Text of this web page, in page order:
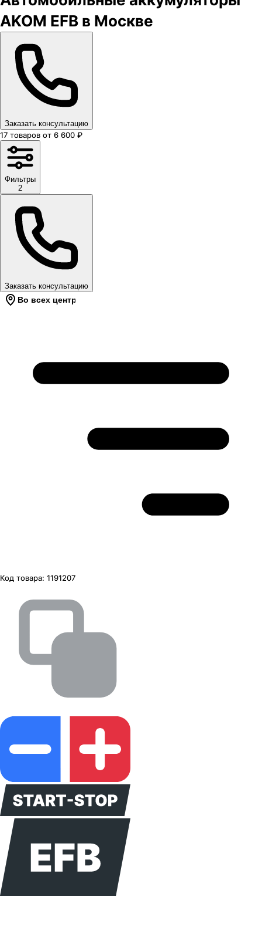
AKOM EFB в Москве
Заказать консультацию
17 товаров от 6 600 ₽
Фильтры
2
Заказать консультацию
Во всех центрах
Код товара: 1191207